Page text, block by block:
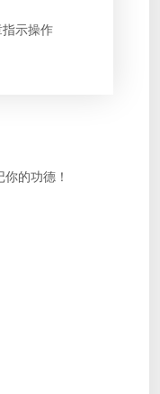
示操作
的功德！